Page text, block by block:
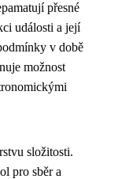
přesné
události a její
v době
možnost
složitosti.
pro sběr a